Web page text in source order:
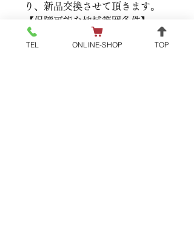
り、新品交換させて頂きます。
【保障可能な地域範囲条件】
・上記保障は、お買い上げ商品が
日本国内に存在している場合のみ
TEL ONLINE-SHOP TOP